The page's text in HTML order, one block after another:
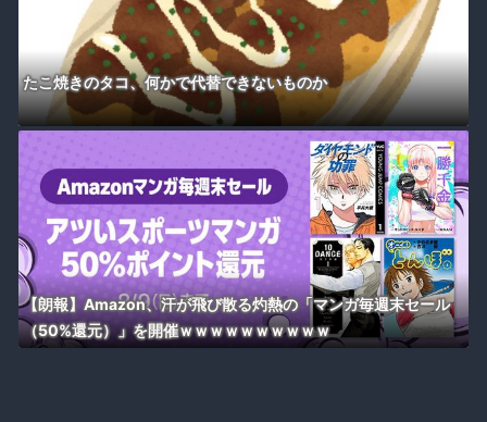
たこ焼きのタコ、何かで代替できないものか
【朗報】Amazon、汗が飛び散る灼熱の「マンガ毎週末セール
（50%還元）」を開催ｗｗｗｗｗｗｗｗｗｗ